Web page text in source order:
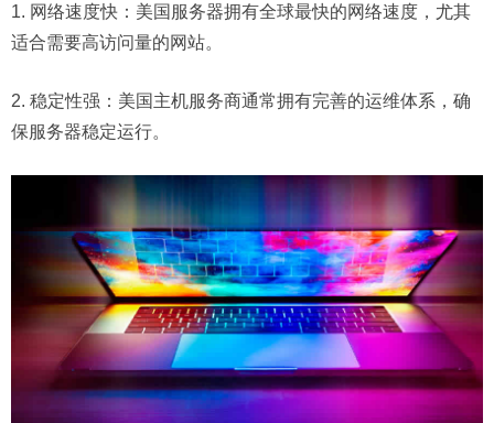
1. 网络速度快：美国服务器拥有全球最快的网络速度，尤其
适合需要高访问量的网站。
2. 稳定性强：美国主机服务商通常拥有完善的运维体系，确
保服务器稳定运行。